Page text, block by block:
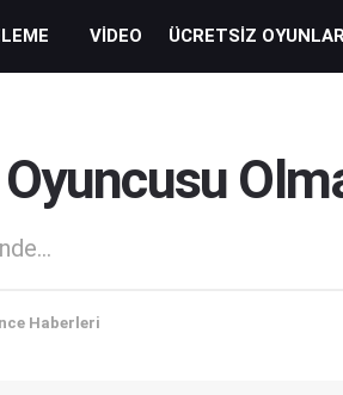
VIDEO ÜCRETSIZ
Haberleri